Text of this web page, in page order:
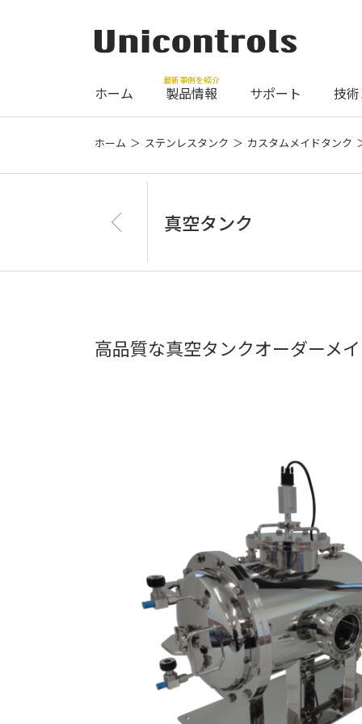
ホーム 製品情報
最新事例を紹介
サポート 技
ホーム ステンレスタンク カスタムメイドタンク
真空タンク
高品質な真空タンクオーダーメ